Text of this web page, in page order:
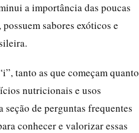
a importância das poucas
sabores exóticos e
tanto as que começam quanto
nutricionais e usos
de perguntas frequentes
conhecer e valorizar essas